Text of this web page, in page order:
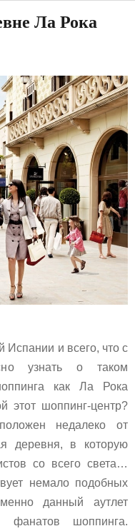
Ла Рока
Испании и всего, что с
узнать о таком
как Ла Рока
этот шоппинг-центр?
недалеко от
деревня, в которую
со всего света…
немало подобных
данный аутлет
фанатов шоппинга.